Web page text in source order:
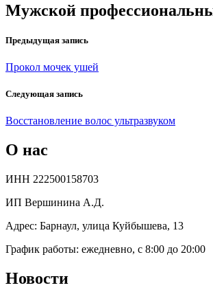
Мужской
Предыдущая запись
Прокол мочек ушей
Следующая запись
Восстановление волос ультразвуком
О нас
ИНН 222500158703
ИП Вершинина А.Д.
Адрес: Барнаул, улица Куйбышева, 13
График работы: ежедневно, с 8:00 до 20:00
Новости